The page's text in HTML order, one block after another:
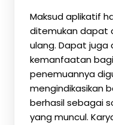
Maksud aplikatif
ditemukan dapat
ulang. Dapat juga
kemanfaatan
penemuannya
mengindikasikan
berhasil sebagai
yang muncul.